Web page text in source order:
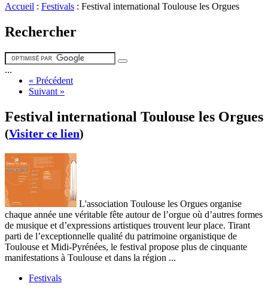
Accueil : Festivals : Festival international Toulouse les Orgues
Rechercher
...
« Précédent
Suivant »
Festival international Toulouse les Orgues
(Visiter ce lien)
L'association Toulouse les Orgues organise
chaque année une véritable fête autour de l’orgue où d’autres formes
de musique et d’expressions artistiques trouvent leur place. Tirant
parti de l’exceptionnelle qualité du patrimoine organistique de
Toulouse et Midi-Pyrénées, le festival propose plus de cinquante
manifestations à Toulouse et dans la région ...
Festivals